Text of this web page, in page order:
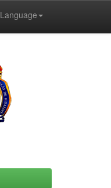
Language